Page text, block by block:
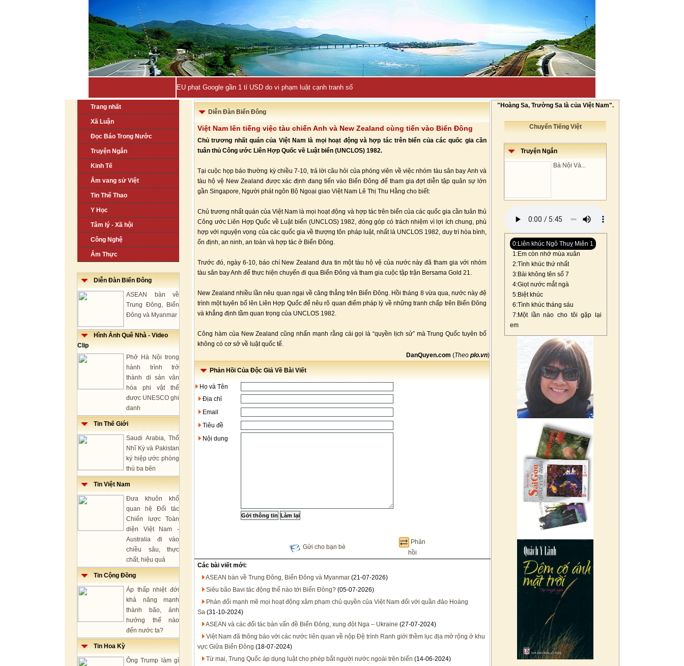
EU phạt Google gần 1 tỉ USD do vi phạm luật cạnh tranh số
Trang nhất
Xã Luận
Đọc Báo Trong Nước
Truyện Ngắn
Kinh Tế
Âm vang sử Việt
Tin Thể Thao
Y Học
Tâm lý - Xã hội
Công Nghệ
Ẩm Thực
Diễn Đàn Biển Đông
ASEAN bàn về
Trung Đông, Biển
Đông và Myanmar
Hình Ảnh Quê Nhà - Video
Clip
Phở Hà Nội trong
hành trình trở
thành di sản văn
hóa phi vật thể
được UNESCO ghi
danh
Tin Thế Giới
Saudi Arabia, Thổ
Nhĩ Kỳ và Pakistan
ký hiệp ước phòng
thủ ba bên
Tin Việt Nam
Đưa khuôn khổ
quan hệ Đối tác
Chiến lược Toàn
diện Việt Nam -
Australia đi vào
chiều sâu, thực
chất, hiệu quả
Tin Cộng Đồng
Áp thấp nhiệt đới
khả năng mạnh
thành bão, ảnh
hưởng thế nào
đến nước ta?
Tin Hoa Kỳ
Ông Trump làm gì
Diễn Đàn Biển Đông
Việt Nam lên tiếng việc tàu chiến Anh và New Zealand cùng tiến vào Biển Đông
Chủ trương nhất quán của Việt Nam là mọi hoạt động và hợp tác trên biển của các quốc gia cần
tuân thủ Công ước Liên Hợp Quốc về Luật biển (UNCLOS) 1982.
Tại cuộc họp báo thường kỳ chiều 7-10, trả lời câu hỏi của phóng viên về việc nhóm tàu sân bay Anh và
tàu hộ vệ New Zealand được xác định đang tiến vào Biển Đông để tham gia đợt diễn tập quân sự lớn
gần Singapore, Người phát ngôn Bộ Ngoại giao Việt Nam Lê Thị Thu Hằng cho biết:
Chủ trương nhất quán của Việt Nam là mọi hoạt động và hợp tác trên biển của các quốc gia cần tuân thủ
Công ước Liên Hợp Quốc về Luật biển (UNCLOS) 1982, đóng góp có trách nhiệm vì lợi ích chung, phù
hợp với nguyện vọng của các quốc gia về thượng tôn pháp luật, nhất là UNCLOS 1982, duy trì hòa bình,
ổn định, an ninh, an toàn và hợp tác ở Biển Đông.
Trước đó, ngày 6-10, báo chí New Zealand đưa tin một tàu hộ vệ của nước này đã tham gia với nhóm
tàu sân bay Anh để thực hiện chuyến đi qua Biển Đông và tham gia cuộc tập trận Bersama Gold 21.
New Zealand nhiều lần nêu quan ngại về căng thẳng trên Biển Đông. Hồi tháng 8 vừa qua, nước này đệ
trình một tuyên bố lên Liên Hợp Quốc để nêu rõ quan điểm pháp lý về những tranh chấp trên Biển Đông
và khẳng định tầm quan trọng của UNCLOS 1982.
Công hàm của New Zealand cũng nhấn mạnh rằng cái gọi là “quyền lịch sử” mà Trung Quốc tuyên bố
không có cơ sở về luật quốc tế.
DanQuyen.com (Theo plo.vn)
Phản Hồi Của Độc Giả Về Bài Viết
Họ và Tên
Địa chỉ
Email
Tiêu đề
Nội dung
Gửi cho bạn bè
Phản
hồi
Các bài viết mới:
ASEAN bàn về Trung Đông, Biển Đông và Myanmar (21-07-2026)
Siêu bão Bavi tác động thế nào tới Biển Đông? (05-07-2026)
Phản đối mạnh mẽ mọi hoạt động xâm phạm chủ quyền của Việt Nam đối với quần đảo Hoàng
Sa (31-10-2024)
ASEAN và các đối tác bàn vấn đề Biển Đông, xung đột Nga – Ukraine (27-07-2024)
Việt Nam đã thông báo với các nước liên quan về nộp Đệ trình Ranh giới thềm lục địa mở rộng ở khu
vực Giữa Biển Đông (18-07-2024)
Từ mai, Trung Quốc áp dụng luật cho phép bắt người nước ngoài trên biển (14-06-2024)
"Hoàng Sa, Trường Sa là của Việt Nam".
Chuyển Tiếng Việt
Truyện Ngắn
Bà Nội Và...
0:Liên khúc Ngô Thuỵ Miên 1
1:Em còn nhớ mùa xuân
2:Tình khúc thứ nhất
3:Bài không tên số 7
4:Giọt nước mắt ngà
5:Biệt khúc
6:Tình khúc tháng sáu
7:Một lần nào cho tôi gặp lại
em